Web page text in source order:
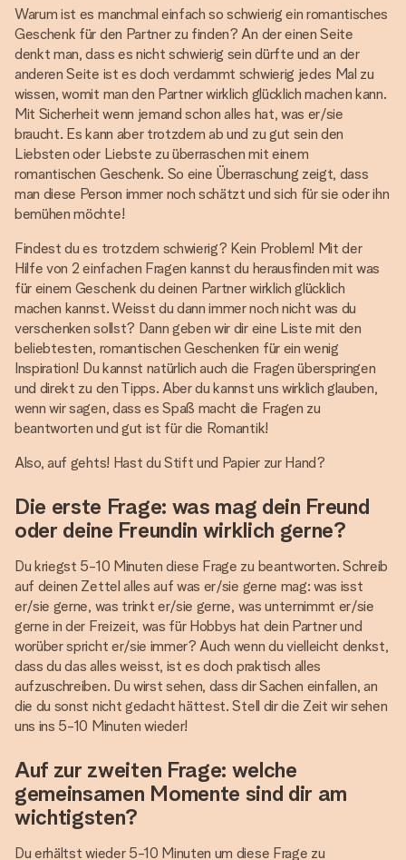
Warum ist es manchmal einfach so schwierig ein romantisches
Geschenk für den Partner zu finden? An der einen Seite
denkt man, dass es nicht schwierig sein dürfte und an der
anderen Seite ist es doch verdammt schwierig jedes Mal zu
wissen, womit man den Partner wirklich glücklich machen kann.
Mit Sicherheit wenn jemand schon alles hat, was er/sie
braucht. Es kann aber trotzdem ab und zu gut sein den
Liebsten oder Liebste zu überraschen mit einem
romantischen Geschenk. So eine Überraschung zeigt, dass
man diese Person immer noch schätzt und sich für sie oder ihn
bemühen möchte!
Findest du es trotzdem schwierig? Kein Problem! Mit der
Hilfe von 2 einfachen Fragen kannst du herausfinden mit was
für einem Geschenk du deinen Partner wirklich glücklich
machen kannst. Weisst du dann immer noch nicht was du
verschenken sollst? Dann geben wir dir eine Liste mit den
beliebtesten, romantischen Geschenken für ein wenig
Inspiration! Du kannst natürlich auch die Fragen überspringen
und direkt zu den Tipps. Aber du kannst uns wirklich glauben,
wenn wir sagen, dass es Spaß macht die Fragen zu
beantworten und gut ist für die Romantik!
Also, auf gehts! Hast du Stift und Papier zur Hand?
Die erste Frage: was mag dein Freund
oder deine Freundin wirklich gerne?
Du kriegst 5-10 Minuten diese Frage zu beantworten. Schreib
auf deinen Zettel alles auf was er/sie gerne mag: was isst
er/sie gerne, was trinkt er/sie gerne, was unternimmt er/sie
gerne in der Freizeit, was für Hobbys hat dein Partner und
worüber spricht er/sie immer? Auch wenn du vielleicht denkst,
dass du das alles weisst, ist es doch praktisch alles
aufzuschreiben. Du wirst sehen, dass dir Sachen einfallen, an
die du sonst nicht gedacht hättest. Stell dir die Zeit wir sehen
uns ins 5-10 Minuten wieder!
Auf zur zweiten Frage: welche
gemeinsamen Momente sind dir am
wichtigsten?
Du erhältst wieder 5-10 Minuten um diese Frage zu